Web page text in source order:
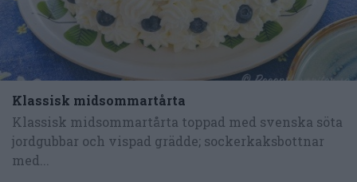
Klassisk midsommartårta
Klassisk midsommartårta toppad med svenska söta
jordgubbar och vispad grädde; sockerkaksbottnar
med...